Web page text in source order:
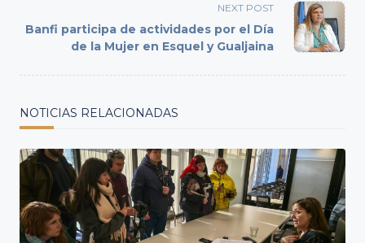
reader-
text">Page</span>
NEXT POST
Banfi participa de actividades por el Día
de la Mujer en Esquel y Gualjaina
NOTICIAS RELACIONADAS